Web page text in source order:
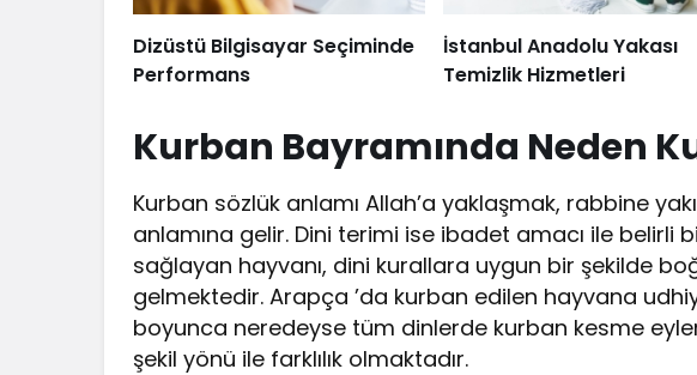
Dizüstü Bilgisayar Seçiminde
Performans
İstanbul Anadolu Yakası
Temizlik Hizmetleri
Kurban Bayramında Neden
Kurban sözlük anlamı Allah’a yaklaşmak, rabbine
anlamına gelir. Dini terimi ise ibadet amacı ile belirli
sağlayan hayvanı, dini kurallara uygun bir şekilde
gelmektedir. Arapça ’da kurban edilen hayvana
boyunca neredeyse tüm dinlerde kurban kesme
şekil yönü ile farklılık olmaktadır.